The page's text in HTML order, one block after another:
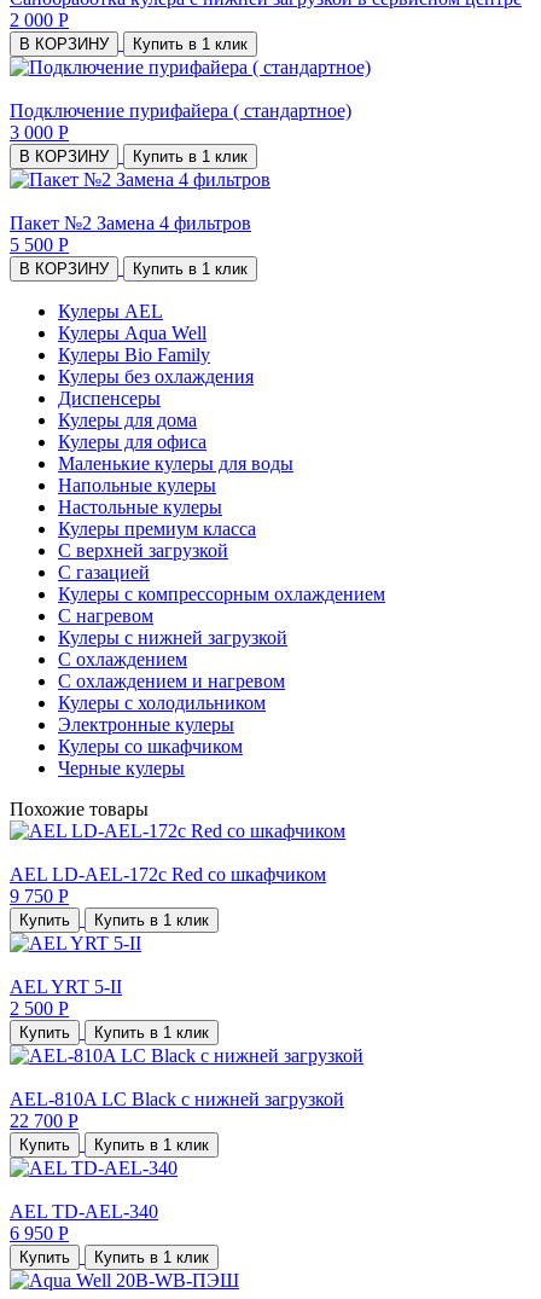
2 000 Р
В КОРЗИНУ Купить в 1 клик
Подключение пурифайера ( стандартное)
3 000 Р
В КОРЗИНУ Купить в 1 клик
Пакет №2 Замена 4 фильтров
5 500 Р
В КОРЗИНУ Купить в 1 клик
Кулеры AEL
Кулеры Aqua Well
Кулеры Bio Family
Кулеры без охлаждения
Диспенсеры
Кулеры для дома
Кулеры для офиса
Маленькие кулеры для воды
Напольные кулеры
Настольные кулеры
Кулеры премиум класса
С верхней загрузкой
С газацией
Кулеры с компрессорным охлаждением
С нагревом
Кулеры с нижней загрузкой
С охлаждением
С охлаждением и нагревом
Кулеры с холодильником
Электронные кулеры
Кулеры со шкафчиком
Черные кулеры
Похожие товары
AEL LD-AEL-172c Red со шкафчиком
9 750 Р
Купить Купить в 1 клик
AEL YRT 5-II
2 500 Р
Купить Купить в 1 клик
AEL-810A LC Black с нижней загрузкой
22 700 Р
Купить Купить в 1 клик
AEL TD-AEL-340
6 950 Р
Купить Купить в 1 клик